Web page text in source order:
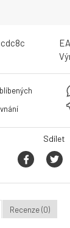
Sdílet
Recenze (0)